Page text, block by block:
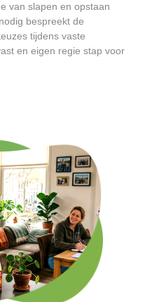
van slapen en opstaan
bespreekt de
tijdens vaste
en eigen regie stap voor